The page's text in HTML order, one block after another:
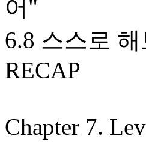
어"
6.8 스스로
RECAP
Chapter 7.